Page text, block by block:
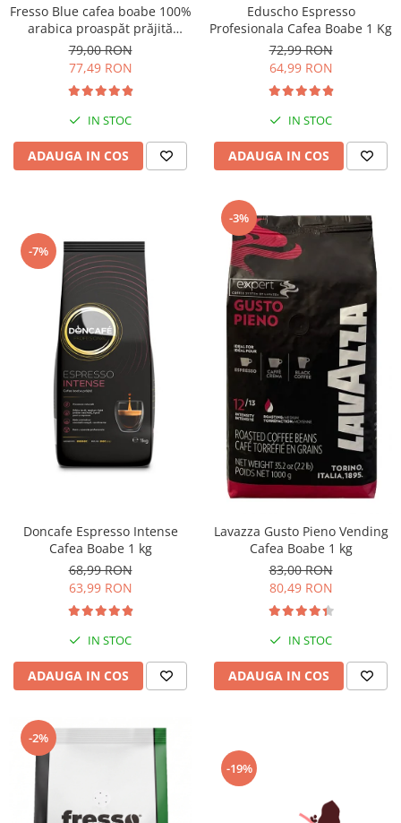
Fresso Blue cafea boabe 100%
arabica proaspăt prăjită
vending 1kg
79,00 RON
77,49 RON
IN STOC
ADAUGA IN COS
Eduscho Espresso
Profesionala Cafea Boabe 1 Kg
72,99 RON
64,99 RON
IN STOC
ADAUGA IN COS
-7%
Doncafe Espresso Intense
Cafea Boabe 1 kg
68,99 RON
63,99 RON
IN STOC
ADAUGA IN COS
-3%
Lavazza Gusto Pieno Vending
Cafea Boabe 1 kg
83,00 RON
80,49 RON
IN STOC
ADAUGA IN COS
-2%
-19%